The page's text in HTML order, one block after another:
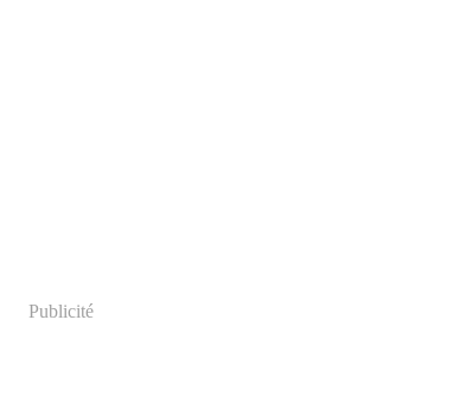
Publicité